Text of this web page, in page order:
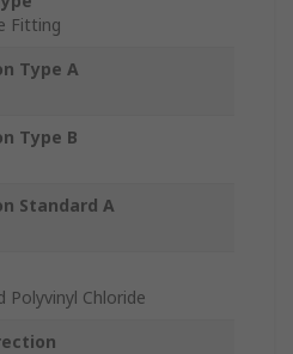
Fitting
Type A
Type B
Standard A
Polyvinyl Chloride